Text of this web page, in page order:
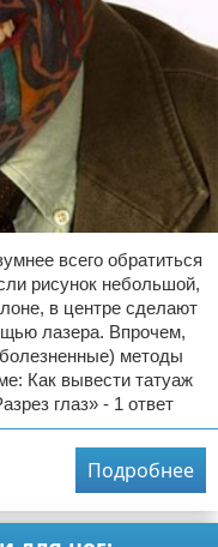
всего обратиться
рисунок небольшой,
в центре сделают
лазера. Впрочем,
методы
Как вывести татуаж
глаз» - 1 ответ
Подробнее